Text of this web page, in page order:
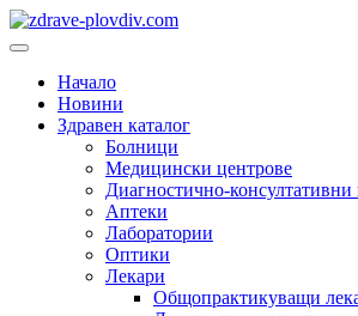
Преминете
към
Основно
Начало
Новини
Здравен каталог
Болници
Медицински центрове
Диагностично-
Аптеки
Лаборатории
Оптики
Лекари
Общопрактикуващи